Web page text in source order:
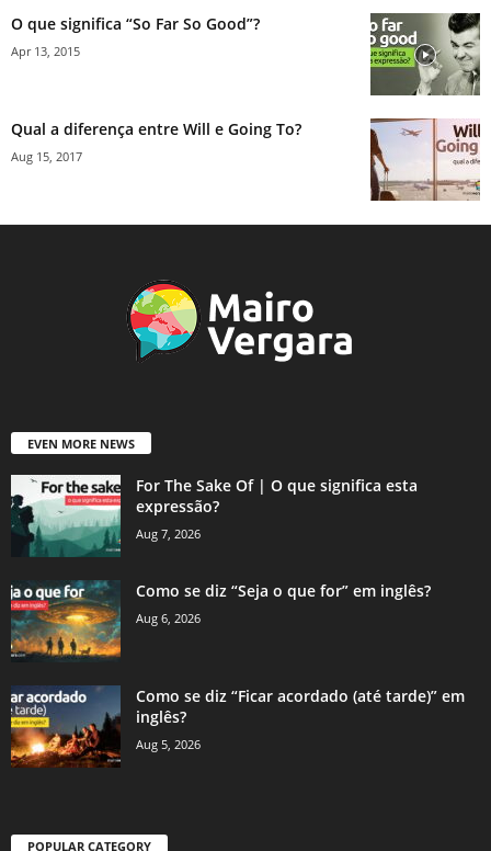
O que significa “So Far So Good”?
Apr 13, 2015
Qual a diferença entre Will e Going To?
Aug 15, 2017
EVEN MORE NEWS
For The Sake Of | O que significa esta
expressão?
Aug 7, 2026
Como se diz “Seja o que for” em inglês?
Aug 6, 2026
Como se diz “Ficar acordado (até tarde)” em
inglês?
Aug 5, 2026
POPULAR CATEGORY